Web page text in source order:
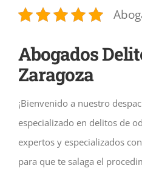
Abogados
Zaragoza
¡Bienvenido a nuestro
especializado en delitos de
expertos y especializados
para que te salaga el